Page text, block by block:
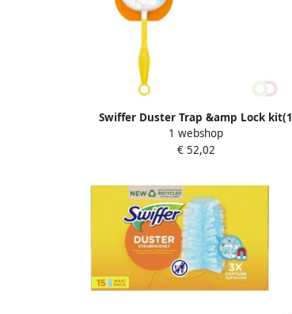
Swiffer Duster Trap &amp Lock kit(1
Handvat + 5 Navullingen )
1 webshop
€ 52,02